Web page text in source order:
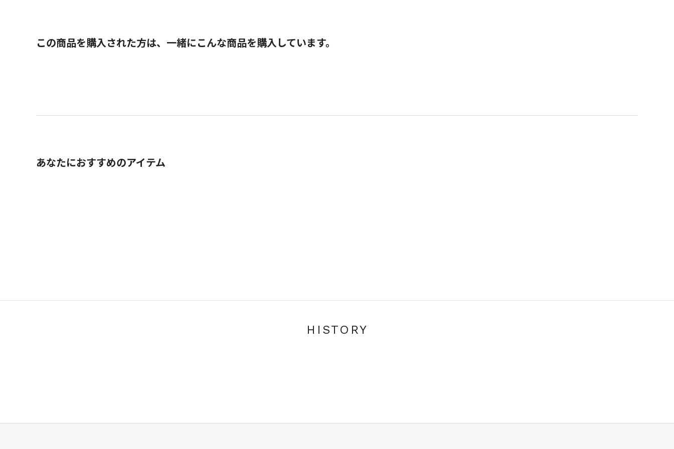
この商品を購入された方は、一緒にこんな商品を購入しています。
あなたにおすすめのアイテム
HISTORY